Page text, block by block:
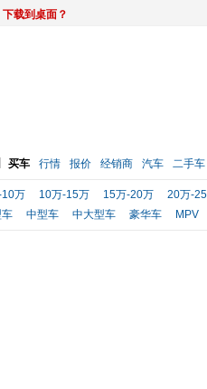
下载到桌面？
买车 行情 报价 经销商 汽车 二手车
万 10万-15万 15万-20万
20万-
车 中型车 中大型车 豪华车 MPV